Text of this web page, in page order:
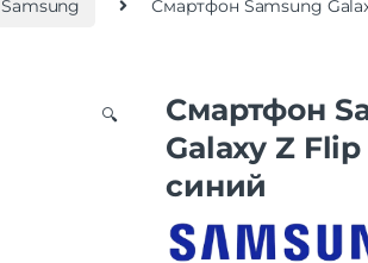
Смартфон Samsung
🔍
Смартфон
Galaxy Z Flip
синий